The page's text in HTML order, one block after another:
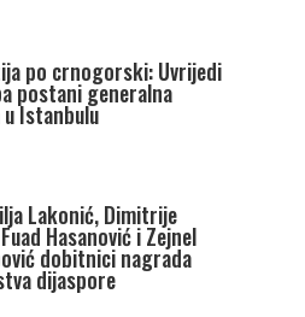
po crnogorski: Uvrijedi
postani generalna
Istanbulu
Lakonić, Dimitrije
Hasanović i Zejnel
dobitnici nagrada
dijaspore